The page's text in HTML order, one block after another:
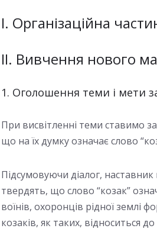
І. Організаційна
ІІ. Вивчення нового
1. Оголошення теми і мети
При висвітленні теми ставимо
що на їх думку означає слово
Підсумовуючи діалог, наставник
твердять, що слово “козак”
воїнів, охоронців рідної землі
козаків, як таких, відноситься